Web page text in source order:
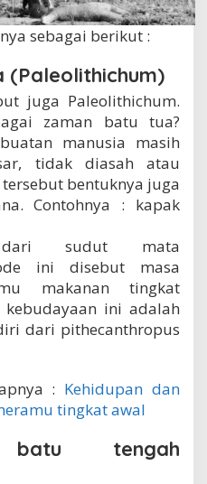
sebagai berikut :
(Paleolithichum)
juga Paleolithichum.
zaman batu tua?
manusia masih
tidak diasah atau
bentuknya juga
Contohnya : kapak
sudut mata
ini disebut masa
makanan tingkat
kebudayaan ini adalah
dari pithecanthropus
: Kehidupan dan
tingkat awal
tengah